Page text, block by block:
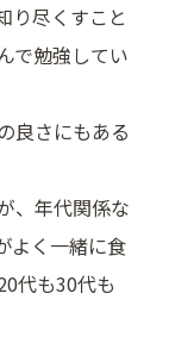
り尽くすこと
で勉強してい
良さにもある
、年代関係な
よく一緒に食
代も30代も